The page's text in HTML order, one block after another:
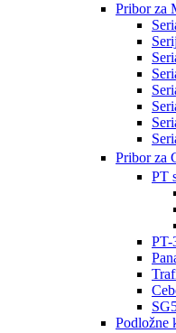
Pribor za
Pribor za
PT
PT-
Podložne